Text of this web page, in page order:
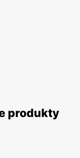
produkty